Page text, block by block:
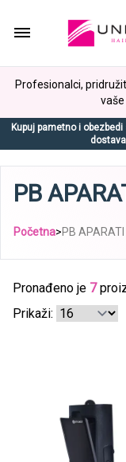
Profesionalci,
Kupuj pametno i
PB
Početna>PB APARATI
Pronađeno je 7
Prikaži: